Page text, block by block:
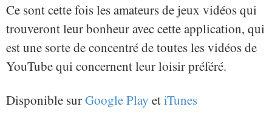
Ce sont cette fois les amateurs de jeux vidéos qui
trouveront leur bonheur avec cette application, qui
est une sorte de concentré de toutes les vidéos de
YouTube qui concernent leur loisir préféré.
Disponible surGoogle Play etiTunes